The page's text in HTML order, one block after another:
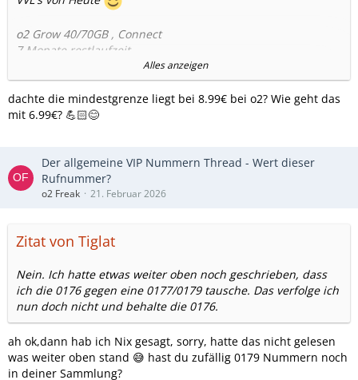
o2 Grow 40/70GB , Connect
7 Monate restlaufzeit
Alter Preis 7,99€ , neuer Preis ab Morgen 6,99€uro
o2 Mobile M Boost (2023 ) ,50/55 GB , Connect
7 Monate Restlaufzeit
o2 Mobile L Plus ( 2024 ) ,200GB , Connect
14 Monate Restlaufzeit bis 05.2027 !!!!
Alter Preis 20,99€ , neuer Preis ab Morgen 13,49€uro
Alles anzeigen
dachte die mindestgrenze liegt bei 8.99€ bei o2? Wie geht das
mit 6.99€? 💪🏻😊
Der allgemeine VIP Nummern Thread - Wert dieser
Rufnummer?
o2 Freak 21. Februar 2026
Zitat von Tiglat
Nein. Ich hatte etwas weiter oben noch geschrieben, dass
ich die 0176 gegen eine 0177/0179 tausche. Das verfolge ich
nun doch nicht und behalte die 0176.
ah ok,dann hab ich Nix gesagt, sorry, hatte das nicht gelesen
was weiter oben stand 😅 hast du zufällig 0179 Nummern noch
in deiner Sammlung?